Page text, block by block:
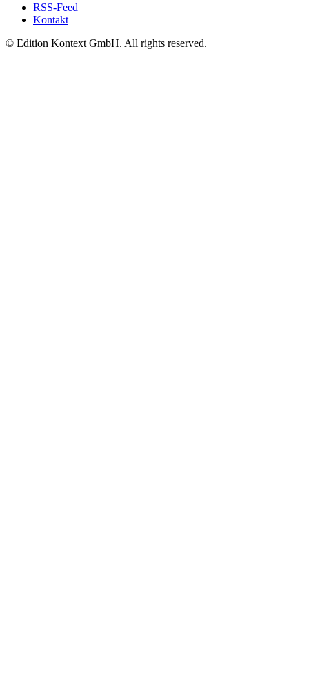
RSS-Feed
Kontakt
© Edition Kontext GmbH. All rights reserved.